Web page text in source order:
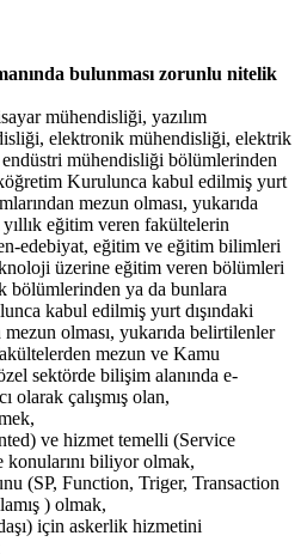
bulunması zorunlu nitelik
mühendisliği, yazılım
elektronik mühendisliği, elektrik
mühendisliği bölümlerinden
Kurulunca kabul edilmiş yurt
mezun olması, yukarıda
eğitim veren fakültelerin
edebiyat, eğitim ve eğitim bilimleri
üzerine eğitim veren bölümleri
bölümlerinden ya da bunlara
kabul edilmiş yurt dışındaki
olması, yukarıda belirtilenler
mezun ve Kamu
sektörde bilişim alanında e-
olarak çalışmış olan,
ve hizmet temelli (Service
biliyor olmak,
(SP, Function, Triger, Transaction
) olmak,
için askerlik hizmetini